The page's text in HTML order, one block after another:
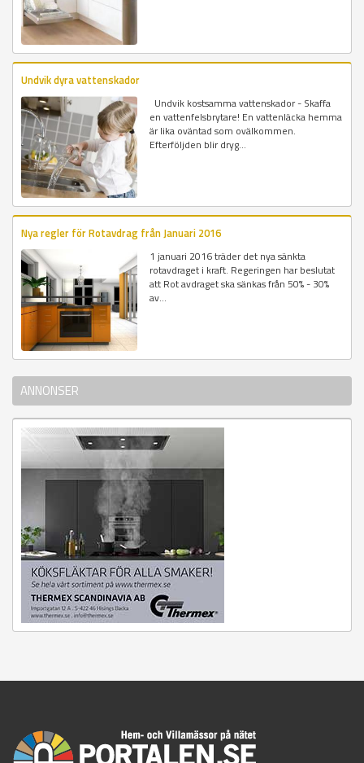
Undvik dyra vattenskador
Undvik kostsamma vattenskador - Skaffa
en vattenfelsbrytare! En vattenläcka hemma
är lika oväntad som ovälkommen.
Efterföljden blir dryg...
Nya regler för Rotavdrag från Januari 2016
1 januari 2016 träder det nya sänkta
rotavdraget i kraft. Regeringen har beslutat
att Rot avdraget ska sänkas från 50% - 30%
av...
ANNONSER